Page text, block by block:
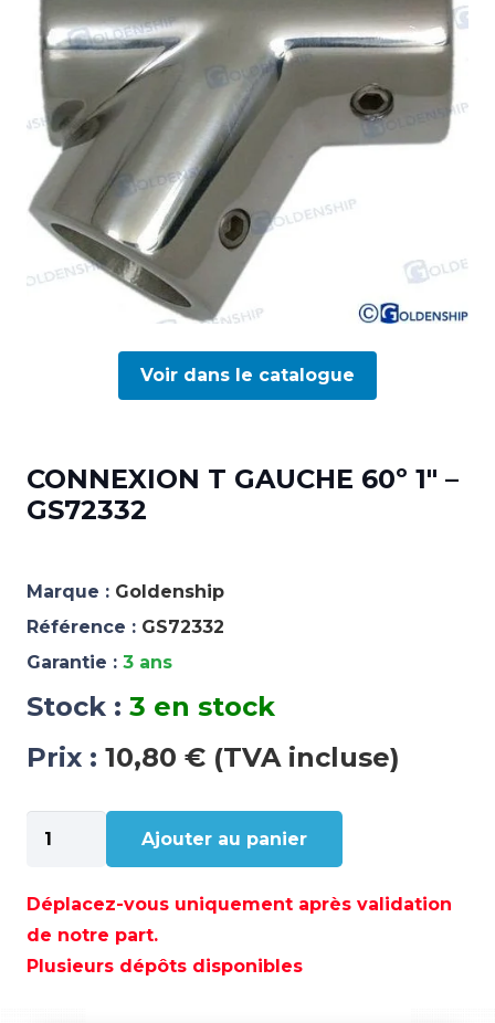
Voir dans le catalogue
CONNEXION T GAUCHE 60º 1″ –
GS72332
Marque : Goldenship
Référence : GS72332
Garantie : 3 ans
Stock : 3 en stock
Prix : 10,80 € (TVA incluse)
de
T
GAUCHE
60º
Ajouter au panier
Déplacez-vous uniquement après validation
de notre part.
Plusieurs dépôts disponibles